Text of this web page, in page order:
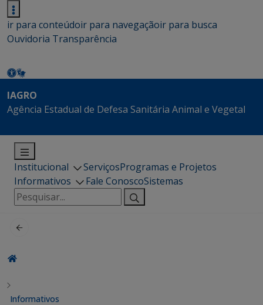
ir para conteúdoir para navegaçãoir para busca
Ouvidoria Transparência
IAGRO
Agência Estadual de Defesa Sanitária Animal e Vegetal
Institucional ServiçosProgramas e Projetos
Informativos
Fale ConoscoSistemas
Pesquisar
por:
Informativos